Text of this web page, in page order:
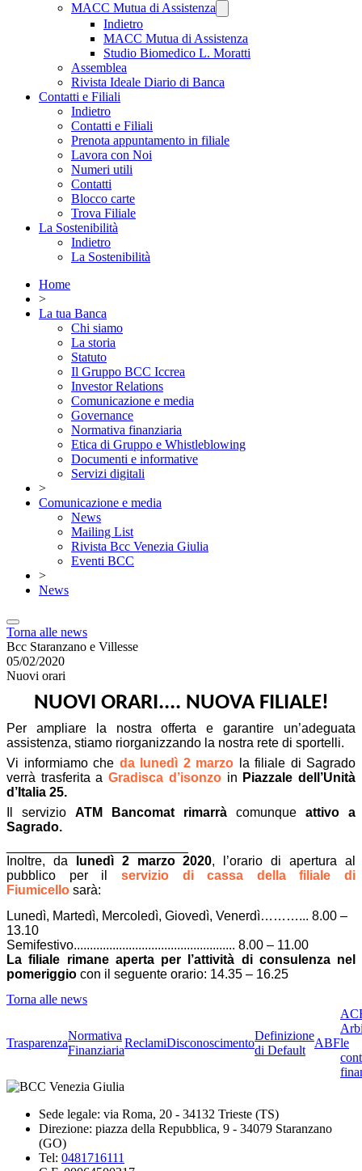
MACC Mutua di Assistenza
Indietro
MACC Mutua di Assistenza
Studio Biomedico L. Moratti
Assemblea
Rivista Ideale Diario di Banca
Contatti e Filiali
Indietro
Contatti e Filiali
Prenota appuntamento in filiale
Lavora con Noi
Numeri utili
Contatti
Blocco carte
Trova Filiale
La Sostenibilità
Indietro
La Sostenibilità
Home
>
La tua Banca
Chi siamo
La storia
Statuto
Il Gruppo BCC Iccrea
Investor Relations
Comunicazione e media
Governance
Normativa finanziaria
Etica di Gruppo e Whistleblowing
Documenti e informative
Servizi digitali
>
Comunicazione e media
News
Mailing List
Rivista Bcc Venezia Giulia
Eventi BCC
>
News
Torna alle news
Bcc Staranzano e Villesse
05/02/2020
Nuovi orari
NUOVI ORARI.... NUOVA FILIALE!
Per ampliare la nostra offerta e garantire un’adeguata
assistenza, stiamo riorganizzando la nostra rete di sportelli.
Vi informiamo che da lunedì 2 marzo
la filiale di Sagrado
verrà trasferita aGradisca d’isonzo in Piazzale dell’Unità
d’Italia 25.
Il servizio ATM Bancomat rimarrà comunque attivo a
Sagrado.
Inoltre, da
lunedì 2 marzo 2020, l’orario di apertura al
pubblico per il servizio di cassa della filiale di
Fiumicello sarà:
Lunedì, Martedì, Mercoledì, Giovedì, Venerdì………... 8.00 –
13.10
Semifestivo.................................................. 8.00 – 11.00
La filiale rimane aperta per l’attività di consulenza nel
pomeriggio con il seguente orario: 14.35 – 16.25
Torna alle news
Trasparenza
Normativa
Finanziaria
ReclamiDisconoscimento
Definizione
di Default
ABFle
Sede legale: via Roma, 20 - 34132 Trieste (TS)
Direzione: piazza della Repubblica, 9 - 34079 Staranzano
(GO)
Tel: 0481716111